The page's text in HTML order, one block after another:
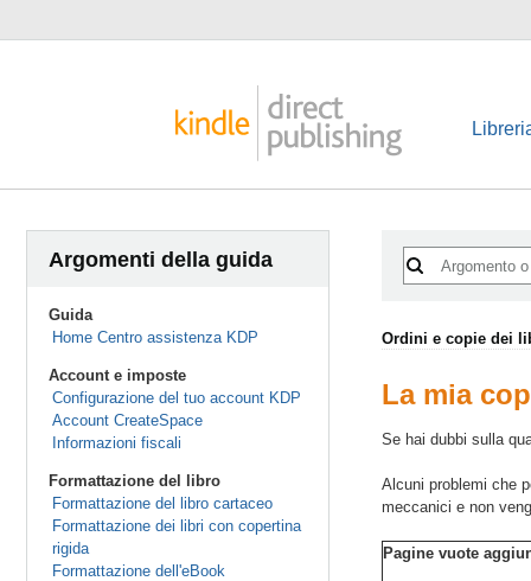
Argomenti della guida
Guida
Home Centro assistenza KDP
Account e imposte
Configurazione del tuo account KDP
Account CreateSpace
Informazioni fiscali
Formattazione del libro
Formattazione del libro cartaceo
Formattazione dei libri con copertina
rigida
Formattazione dell'eBook
Ordini e copie dei
La mia
Se hai dubbi sulla
Alcuni problemi che
meccanici e non
Pagine vuote